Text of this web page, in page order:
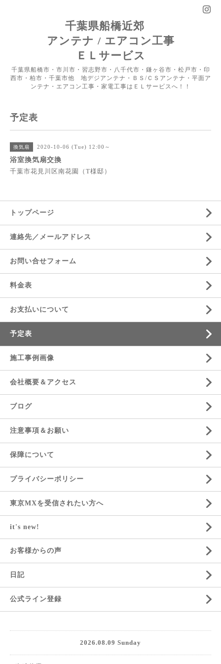
千葉県船橋近郊
アンテナ / エアコン工事
ＥＬサービス
千葉県船橋市・市川市・習志野市・八千代市・鎌ヶ谷市・松戸市・印
西市・柏市・千葉市他 地デジアンテナ・ＢＳ/ＣＳアンテナ・平面ア
ンテナ・エアコン工事・家電工事はＥＬサービスへ！！
予定表
換気扇 2020-10-06 (Tue) 12:00～
浴室換気扇交換
千葉市花見川区南花園（T様邸）
トップページ
連絡先／メールアドレス
お問い合せフォーム
料金表
お支払いについて
予定表
施工事例画像
会社概要＆アクセス
ブログ
注意事項＆お願い
保障について
プライバシーポリシー
東京MXを受信されたい方へ
it's new!
お客様からの声
日記
公式ライン登録
2026.08.09 Sunday